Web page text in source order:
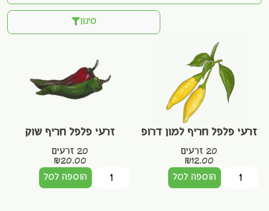
סינון
זרעי פלפל חריף למון דרופ
20 זרעים
₪12.00
הוספה לסל
זרעי פלפל חריף שוק
20 זרעים
₪20.00
הוספה לסל